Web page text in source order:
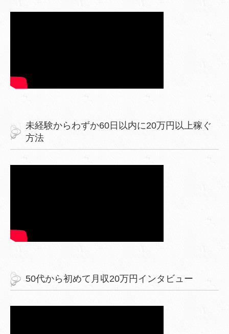
未経験からわずか60日以内に20万円以上稼ぐ
方法
50代から初めて月収20万円インタビュー